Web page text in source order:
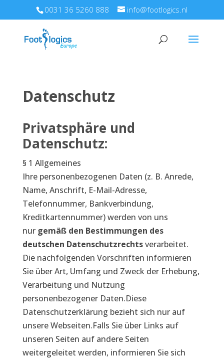
0031 36 5260 888 info@footlogics.nl
Datenschutz
Privatsphäre und
Datenschutz:
§ 1 Allgemeines
Ihre personenbezogenen Daten (z. B. Anrede,
Name, Anschrift, E-Mail-Adresse,
Telefonnummer, Bankverbindung,
Kreditkartennummer) werden von uns
nurgemäß den Bestimmungen des
deutschen Datenschutzrechtsverarbeitet.
Die nachfolgenden Vorschriften informieren
Sie über Art, Umfang und Zweck der Erhebung,
Verarbeitung und Nutzung
personenbezogener Daten.Diese
Datenschutzerklärung bezieht sich nur auf
unsere Webseiten.Falls Sie über Links auf
unseren Seiten auf andere Seiten
weitergeleitet werden, informieren Sie sich